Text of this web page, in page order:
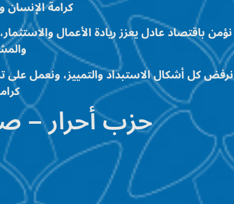
كرامة
نؤمن باقتصاد عادل يعزز ريادة الأعمال
نرفض كل أشكال الاستبداد والتمييز، ونعمل
حزب أحرار –